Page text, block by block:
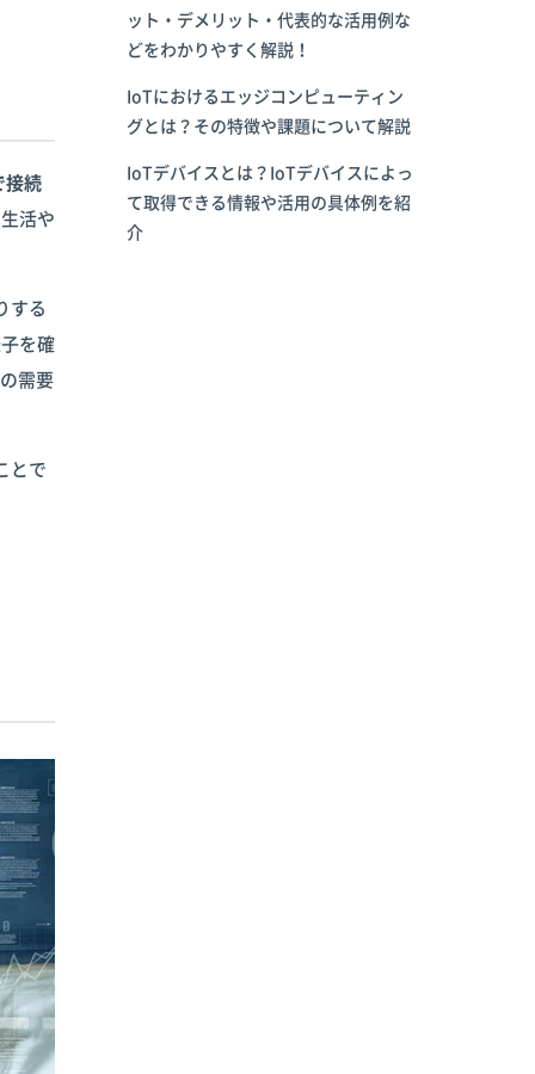
接続
活や
する
を確
需要
とで
ット・デメリット・代表的な活用例な
どをわかりやすく解説！
IoTにおけるエッジコンピューティン
グとは？その特徴や課題について解説
IoTデバイスとは？IoTデバイスによっ
て取得できる情報や活用の具体例を紹
介